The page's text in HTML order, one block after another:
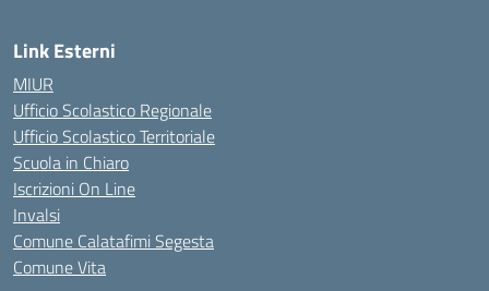
Link Esterni
MIUR
Ufficio Scolastico Regionale
Ufficio Scolastico Territoriale
Scuola in Chiaro
Iscrizioni On Line
Invalsi
Comune Calatafimi Segesta
Comune Vita